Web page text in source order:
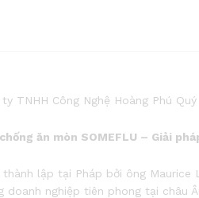
ty TNHH Công Nghệ Hoàng Phú
ăn mòn SOMEFLU – Giải
lập tại Pháp bởi ông Maurice
doanh nghiệp tiên phong tại châu